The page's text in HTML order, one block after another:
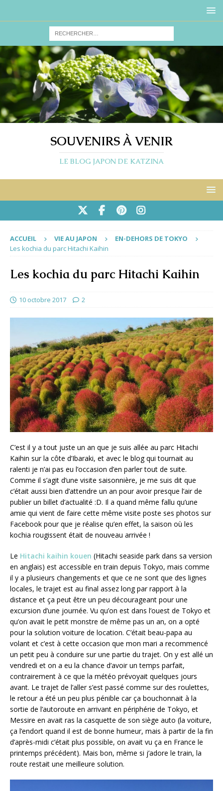
SOUVENIRS À VENIR
LE BLOG JAPON DE KATZINA
ACCUEIL VIE AU JAPON
EN-DEHORS DE TOKYO
Les kochia du parc Hitachi Kaihin
Les kochia du parc Hitachi Kaihin
10 octobre 2017 2
C’est il y a tout juste un an que je suis allée au parc Hitachi
Kaihin sur la côte d’Ibaraki, et avec le blog qui tournait au
ralenti je n’ai pas eu l’occasion d’en parler tout de suite.
Comme il s’agit d’une visite saisonnière, je me suis dit que
c’était aussi bien d’attendre un an pour avoir presque l’air de
publier un billet d’actualité :D. Il a quand même fallu qu’une
amie qui vient de faire cette même visite poste ses photos sur
Facebook pour que je réalise qu’en effet, la saison où les
kochia rougissent était de nouveau arrivée !
Le Hitachi kaihin kouen (Hitachi seaside park dans sa version
en anglais) est accessible en train depuis Tokyo, mais comme
il y a plusieurs changements et que ce ne sont que des lignes
locales, le trajet est au final assez long par rapport à la
distance et ça peut être un peu décourageant pour une
excursion d’une journée. Vu qu’on est dans l’ouest de Tokyo et
qu’on avait le petit monstre de même pas un an, on a opté
pour la solution voiture de location. C’était beau-papa au
volant et c’est à cette occasion que mon mari a recommencé
un petit peu à conduire sur une partie du trajet. On y est allé un
vendredi et on a eu la chance d’avoir un temps parfait,
contrairement à ce que la météo prévoyait quelques jours
avant. Le trajet de l’aller s’est passé comme sur des roulettes,
le retour a été un peu plus pénible car ça bouchonnait à la
sortie de l’autoroute en arrivant en périphérie de Tokyo, et
Messire en avait ras la casquette de son siège auto (la voiture,
ça l’endort quand il est de bonne humeur, mais à partir de la fin
d’après-midi c’était plus possible, on avait vu ça en France le
printemps précédent). Mais bon, même si j’adore le train, la
route restait une meilleure solution.